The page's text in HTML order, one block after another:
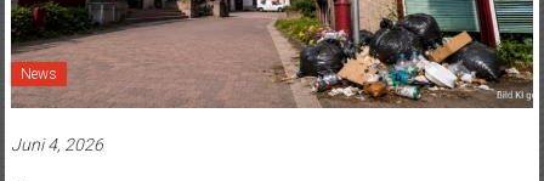
News
Juni 4, 2026